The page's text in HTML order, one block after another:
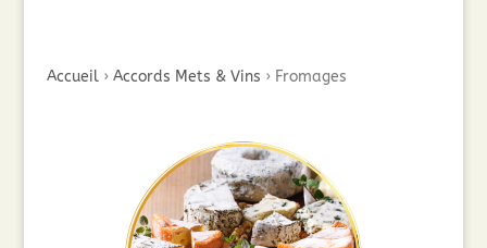
Accueil› Accords Mets & Vins › Fromages